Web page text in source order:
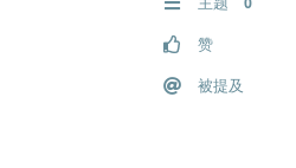
赞
被提及